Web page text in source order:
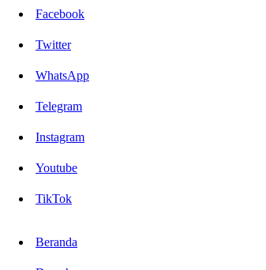
Facebook
Twitter
WhatsApp
Telegram
Instagram
Youtube
TikTok
Beranda